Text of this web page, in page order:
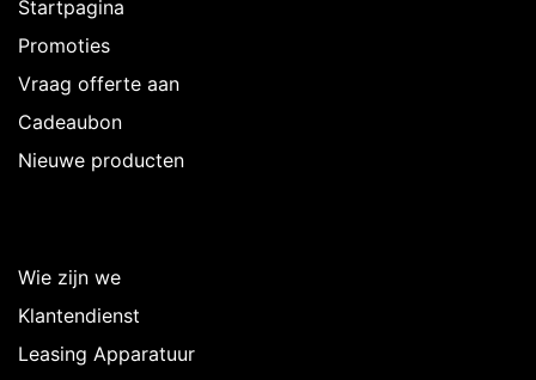
Startpagina
Promoties
Vraag offerte aan
Cadeaubon
Nieuwe producten
Wie zijn we
Klantendienst
Leasing Apparatuur